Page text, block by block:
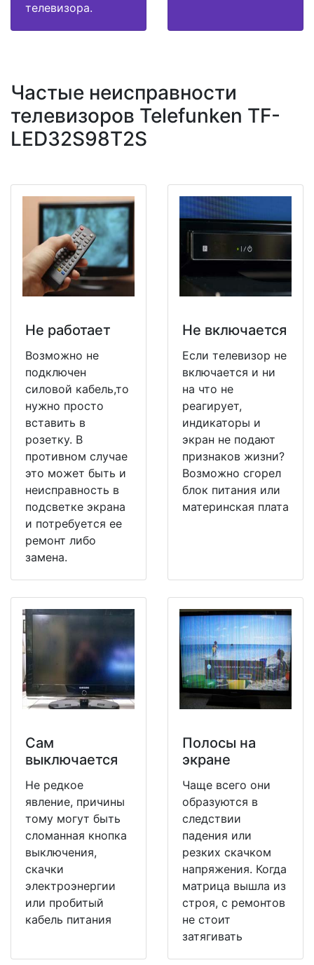
телевизора.
Частые неисправности
телевизоров Telefunken TF-
LED32S98T2S
Не работает
Возможно не
подключен
силовой кабель,то
нужно просто
вставить в
розетку. В
противном случае
это может быть и
неисправность в
подсветке экрана
и потребуется ее
ремонт либо
замена.
Не включается
Если телевизор не
включается и ни
на что не
реагирует,
индикаторы и
экран не подают
признаков жизни?
Возможно сгорел
блок питания или
материнская плата
Сам
выключается
Не редкое
явление, причины
тому могут быть
сломанная кнопка
выключения,
скачки
электроэнергии
или пробитый
кабель питания
Полосы на
экране
Чаще всего они
образуются в
следствии
падения или
резких скачком
напряжения. Когда
матрица вышла из
строя, с ремонтов
не стоит
затягивать